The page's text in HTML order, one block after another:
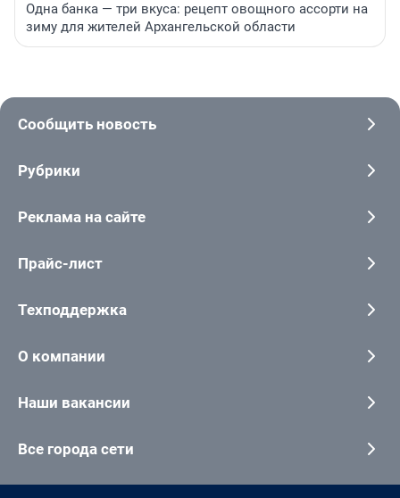
Одна банка — три вкуса: рецепт овощного ассорти на
зиму для жителей Архангельской области
Сообщить новость
Рубрики
Реклама на сайте
Прайс-лист
Техподдержка
О компании
Наши вакансии
Все города сети